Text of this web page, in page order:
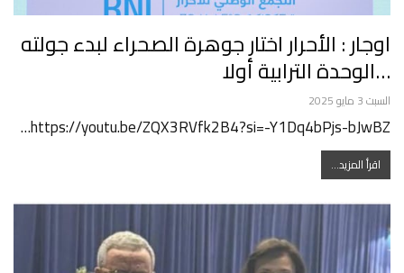
اوجار : الأحرار اختار جوهرة الصحراء لبدء جولته
…الوحدة الترابية أولا
السبت 3 مايو 2025
https://youtu.be/ZQX3RVfk2B4?si=-Y1Dq4bPjs-bJwBZ…
اقرأ المزيد...